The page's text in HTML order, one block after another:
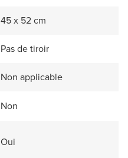
45 x 52 cm
Pas de tiroir
Non applicable
Non
Oui